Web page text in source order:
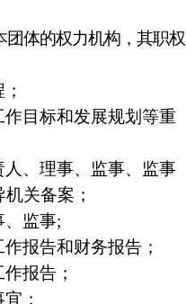
团体的权力机构，其职权
作目标和发展规划等重
人、理事、监事、监事
关备案；
、监事;
报告和财务报告；
报告；
；